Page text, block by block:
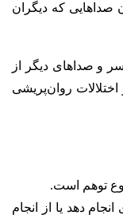
صداهایی که دیگران
و صداهای دیگر از
روان‌پریشی
دهد یا از انجام